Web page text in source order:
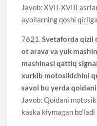
Javob: XVII-XVIII
ayollarning qoshi
7621.Svetaforda qizil
ot arava va yuk
mashinasi qattiq
xurkib motosiklchini
savol bu yerda
Javob: Qoidani
kaska kiymagan bo’ladi